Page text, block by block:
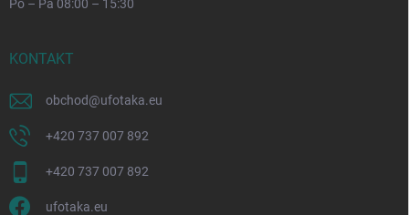
Po – Pá 08:00 – 15:30
KONTAKT
obchod@ufotaka.eu
+420 737 007 892
+420 737 007 892
ufotaka.eu